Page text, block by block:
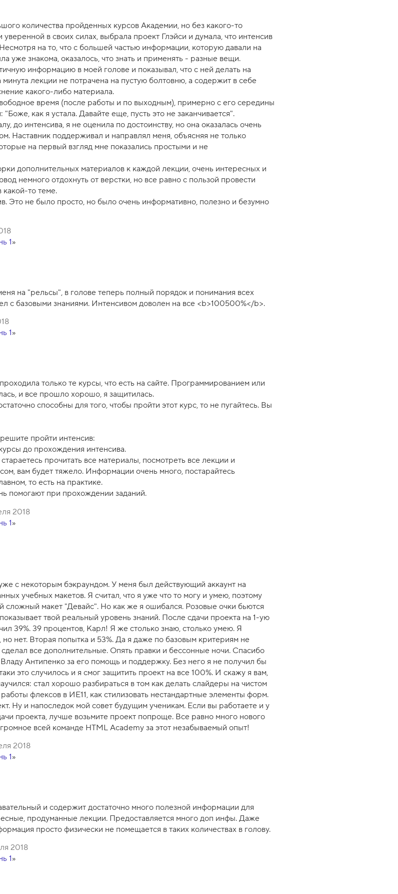
количества пройденных курсов Академии, но без какого-то
уверенной в своих силах, выбрала проект Глэйси и думала, что интенсив
на то, что с большей частью информации, которую давали на
уже знакома, оказалось, что знать и применять - разные вещи.
информацию в моей голове и показывал, что с ней делать на
минута лекции не потрачена на пустую болтовню, а содержит в себе
какого-либо материала.
время (после работы и по выходным), примерно с его середины
как я устала. Давайте еще, пусть это не заканчивается".
до интенсива, я не оценила по достоинству, но она оказалась очень
Наставник поддерживал и направлял меня, объясняя не только
на первый взгляд мне показались простыми и не
дополнительных материалов к каждой лекции, очень интересных и
немного отдохнуть от верстки, но все равно с пользой провести
какой-то теме.
Это не было просто, но было очень информативно, полезно и безумно
1»
на "рельсы", в голове теперь полный порядок и понимания всех
с базовыми знаниями. Интенсивом доволен на все <b>100500%</b>.
1»
только те курсы, что есть на сайте. Программированием или
и все прошло хорошо, я защитилась.
способны для того, чтобы пройти этот курс, то не пугайтесь. Вы
пройти интенсив:
до прохождения интенсива.
прочитать все материалы, посмотреть все лекции и
вам будет тяжело. Информации очень много, постарайтесь
то есть на практике.
помогают при прохождении заданий.
2018
1»
с некоторым бэкраундом. У меня был действующий аккаунт на
учебных макетов. Я считал, что я уже что то могу и умею, поэтому
сложный макет "Девайс". Но как же я ошибался. Розовые очки бьются
твой реальный уровень знаний. После сдачи проекта на 1-ую
39%. 39 процентов, Карл! Я же столько знаю, столько умею. Я
но нет. Вторая попытка и 53%. Да я даже по базовым критериям не
все дополнительные. Опять правки и бессонные ночи. Спасибо
Антипенко за его помощь и поддержку. Без него я не получил бы
это случилось и я смог защитить проект на все 100%. И скажу я вам,
стал хорошо разбираться в том как делать слайдеры на чистом
флексов в ИЕ11, как стилизовать нестандартные элементы форм.
Ну и напоследок мой совет будущим ученикам. Если вы работаете и у
проекта, лучше возьмите проект попроще. Все равно много нового
всей команде HTML Academy за этот незабываемый опыт!
2018
1»
и содержит достаточно много полезной информации для
продуманные лекции. Предоставляется много доп инфы. Даже
просто физически не помещается в таких количествах в голову.
2018
1»